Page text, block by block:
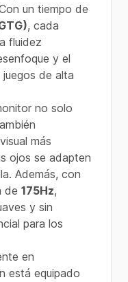
un tiempo de
, cada
fluidez
y el
de alta
no solo
más
ojos se adapten
Además, con
de 175Hz,
y sin
para los
en
está equipado